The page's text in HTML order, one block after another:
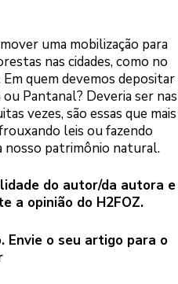
uma mobilização para
nas cidades, como no
Em quem devemos depositar
Pantanal? Deveria ser nas
vezes, são essas que mais
leis ou fazendo
nosso patrimônio natural.
do autor/da autora e
a opinião do H2FOZ.
Envie o seu artigo para o